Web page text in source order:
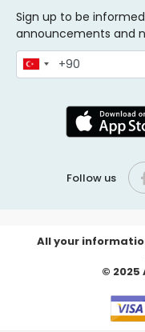
Sign up to be
announcements and
Follow us
All your
© 2025